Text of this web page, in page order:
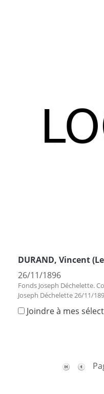
DURAND, Vincent
26/11/1896
Fonds Joseph Déchelette.
Joseph Déchelette 26/11/
Joindre à mes